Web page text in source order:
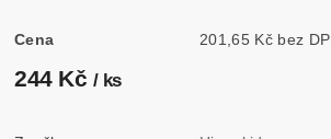
Cena 201,65 Kč bez
244 Kč / ks